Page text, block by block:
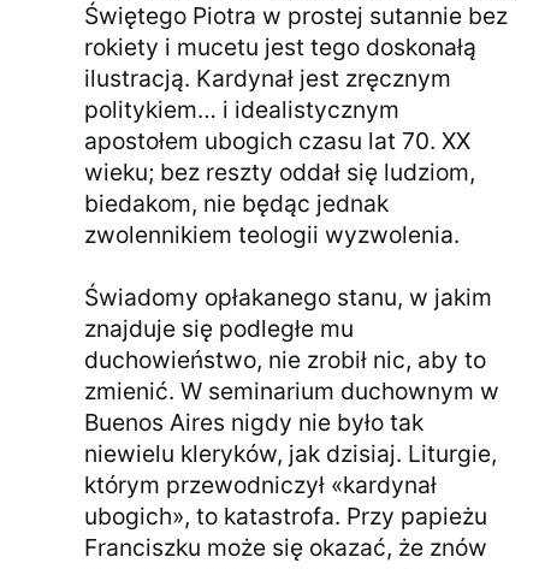
Świętego Piotra w prostej sutannie bez
rokiety i mucetu jest tego doskonałą
ilustracją. Kardynał jest zręcznym
politykiem… i idealistycznym
apostołem ubogich czasu lat 70. XX
wieku; bez reszty oddał się ludziom,
biedakom, nie będąc jednak
zwolennikiem teologii wyzwolenia.
Świadomy opłakanego stanu, w jakim
znajduje się podległe mu
duchowieństwo, nie zrobił nic, aby to
zmienić. W seminarium duchownym w
Buenos Aires nigdy nie było tak
niewielu kleryków, jak dzisiaj. Liturgie,
którym przewodniczył «kardynał
ubogich», to katastrofa. Przy papieżu
Franciszku może się okazać, że znów